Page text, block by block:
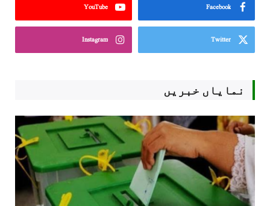
Facebook
YouTube
Twitter
Instagram
نمایاں خبریں